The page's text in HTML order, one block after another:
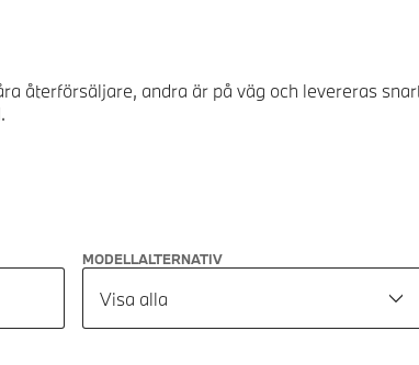
återförsäljare, andra är på väg och levereras
MODELLALTERNATIV
Visa alla